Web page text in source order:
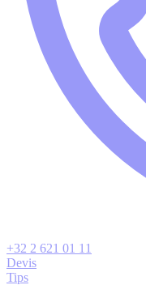
+32 2 621 01 11
Devis
Tips